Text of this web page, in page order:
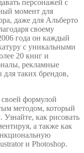
персонажей с
момент для
даже для Альберто
своему
года он каждый
с уникальными
20 книг и
рекламные
таких брендов,
формулой
методом, который
Узнайте, как рисовать
а также как
и Photoshop.